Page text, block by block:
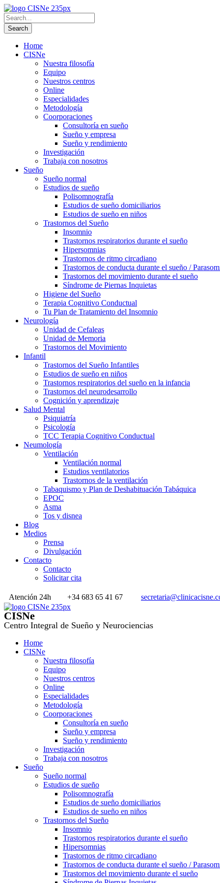
Home
CISNe
Nuestra filosofía
Equipo
Nuestros centros
Online
Especialidades
Metodología
Coorporaciones
Consultoría en sueño
Sueño y empresa
Sueño y rendimiento
Investigación
Trabaja con nosotros
Sueño
Sueño normal
Estudios de sueño
Polisomnografía
Estudios de sueño domiciliarios
Estudios de sueño en niños
Trastornos del Sueño
Insomnio
Trastornos respiratorios durante el sueño
Hipersomnias
Trastornos de ritmo circadiano
Trastornos de conducta durante el sueño /
Trastornos del movimiento durante el sueño
Síndrome de Piernas Inquietas
Higiene del Sueño
Terapia Cognitivo Conductual
Tu Plan de Tratamiento del Insomnio
Neurología
Unidad de Cefaleas
Unidad de Memoria
Trastornos del Movimiento
Infantil
Trastornos del Sueño Infantiles
Estudios de sueño en niños
Trastornos respiratorios del sueño en la infancia
Trastornos del neurodesarrollo
Cognición y aprendizaje
Salud Mental
Psiquiatría
Psicología
TCC Terapia Cognitivo Conductual
Neumología
Ventilación
Ventilación normal
Estudios ventilatorios
Trastornos de la ventilación
Tabaquismo y Plan de Deshabituación Tabáquica
EPOC
Asma
Tos y disnea
Blog
Medios
Prensa
Divulgación
Contacto
Contacto
Solicitar cita
Atención 24h +34 683 65 41 67
CISNe
Centro Integral de Sueño y Neurociencias
Home
CISNe
Nuestra filosofía
Equipo
Nuestros centros
Online
Especialidades
Metodología
Coorporaciones
Consultoría en sueño
Sueño y empresa
Sueño y rendimiento
Investigación
Trabaja con nosotros
Sueño
Sueño normal
Estudios de sueño
Polisomnografía
Estudios de sueño domiciliarios
Estudios de sueño en niños
Trastornos del Sueño
Insomnio
Trastornos respiratorios durante el sueño
Hipersomnias
Trastornos de ritmo circadiano
Trastornos de conducta durante el sueño /
Trastornos del movimiento durante el sueño